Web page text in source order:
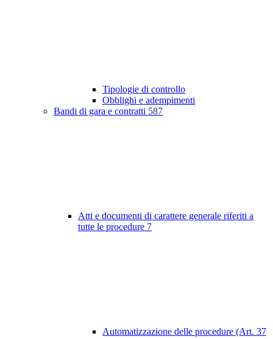
Tipologie di controllo
Obblighi e adempimenti
Bandi di gara e contratti 587
Atti e documenti di carattere generale riferiti a
tutte le procedure 7
Automatizzazione delle procedure (Art. 37